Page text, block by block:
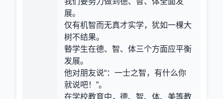
展。
仅有机智而无真才实学，犹如一棵大
树不结果。
暬学生在德、智、体三个方面应平衡
发展。
他对朋友说“：一士之智，有什么你
就说吧！”。
在学校教育中，德、智、体、美等教